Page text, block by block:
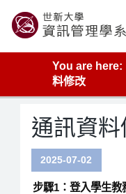
content
世新大學資管系網站
You are here:
料修改
通訊資料
2025-07-02
步驟1：登入學生